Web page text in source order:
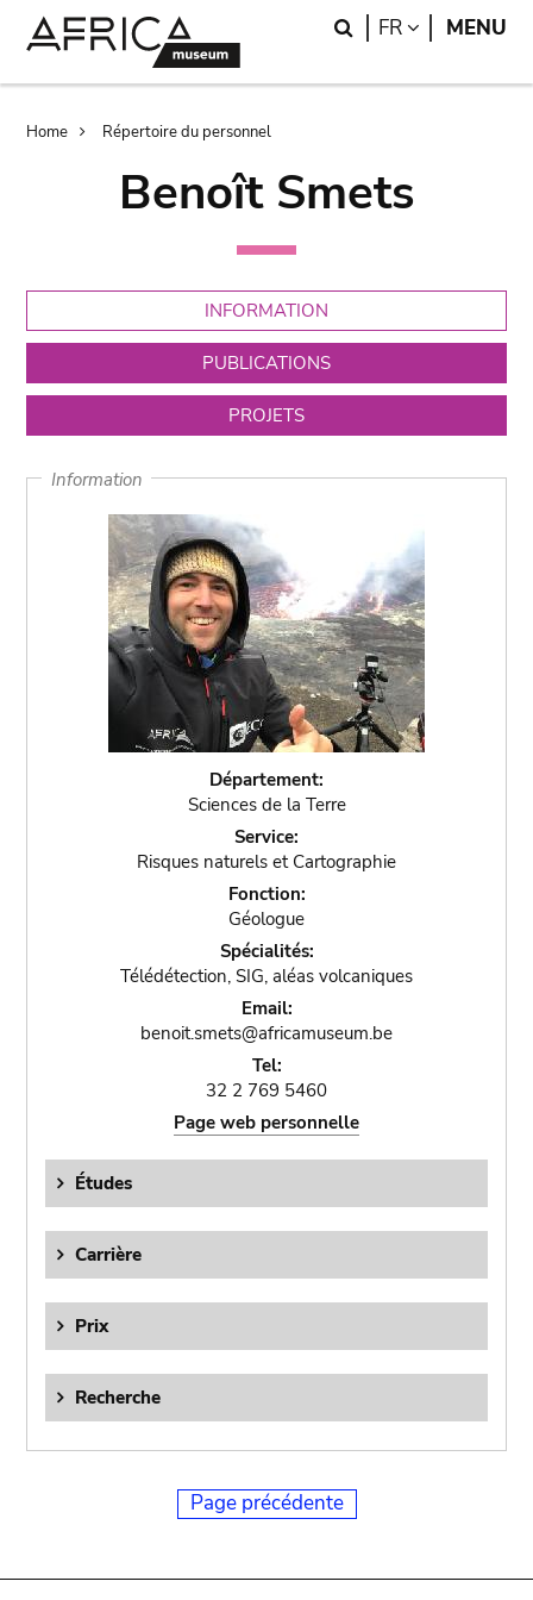
Search
FR LANGUAGE
MENU
Breadcrumb
Home Répertoire du personnel
Benoît Smets
INFORMATION
PUBLICATIONS
PROJETS
Information
Département:
Sciences de la Terre
Service:
Risques naturels et Cartographie
Fonction:
Géologue
Spécialités:
Télédétection, SIG, aléas volcaniques
Email:
benoit.smets@africamuseum.be
Tel:
32 2 769 5460
Page web personnelle
Études
Carrière
Prix
Recherche
Page précédente